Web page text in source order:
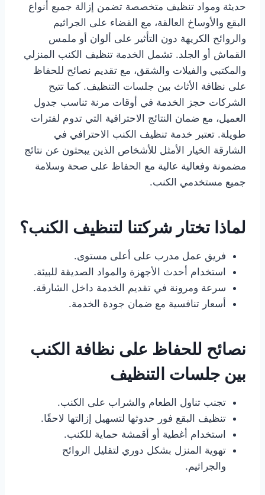
حديثة ومواد تنظيف متخصصة تضمن إزالة جميع أنواع
البقع والأوساخ العالقة، مع القضاء على الجراثيم
والروائح الكريهة دون التأثير على ألوان أو ملمس
القماش أو الجلد. تشمل الخدمة تنظيف الكنب المنزلي
والمكتبي والفيلات والشقق، مع تقديم نصائح للحفاظ
على نظافة الأثاث بين جلسات التنظيف. كما تتيح
الشركات حجز الخدمة في أوقات مرنة تناسب جدول
العميل، مع ضمان النتائج الاحترافية التي تدوم لفترات
طويلة. تعتبر خدمة تنظيف الكنب الاحترافي في
الشارقة الخيار الأمثل للأشخاص الذين يبحثون عن نتائج
مضمونة وفعالية عالية مع الحفاظ على صحة وسلامة
جميع مستخدمي الكنب.
لماذا تختار شركتنا لتنظيف الكنب؟
فريق عمل مدرب على أعلى مستوى.
استخدام أحدث الأجهزة والمواد الصديقة للبيئة.
سرعة ومرونة في تقديم الخدمة داخل الشارقة.
أسعار تنافسية مع ضمان جودة الخدمة.
نصائح للحفاظ على نظافة الكنب
بين جلسات التنظيف
تجنب تناول الطعام والشراب على الكنب.
تنظيف البقع فور حدوثها لتسهيل إزالتها لاحقًا.
استخدام أغطية أو أقمشة حماية للكنب.
تهوية المنزل بشكل دوري لتقليل الروائح
والجراثيم.